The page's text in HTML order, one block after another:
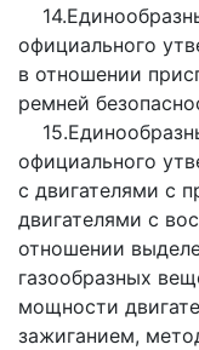
официального
в отношении
ремней
официального
с двигателями с
двигателями с
отношении
газообразных
мощности
зажиганием,